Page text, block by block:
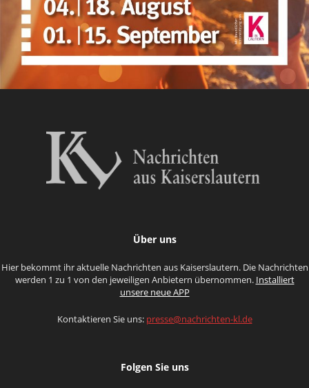
Über uns
Hier bekommt ihr aktuelle Nachrichten aus Kaiserslautern. Die Nachrichten
werden 1 zu 1 von den jeweiligen Anbietern übernommen. Installiert
unsere neue APP
Kontaktieren Sie uns: presse@nachrichten-kl.de
Folgen Sie uns